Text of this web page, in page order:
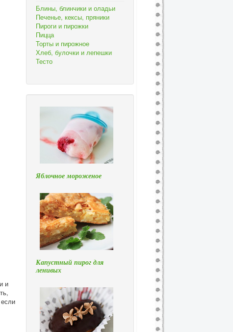
и
Блины, блинчики и оладьи
Печенье, кексы, пряники
Пироги и пирожки
Пицца
Торты и пирожное
Хлеб, булочки и лепешки
Тесто
Яблочное мороженое
Капустный пирог для
ленивых